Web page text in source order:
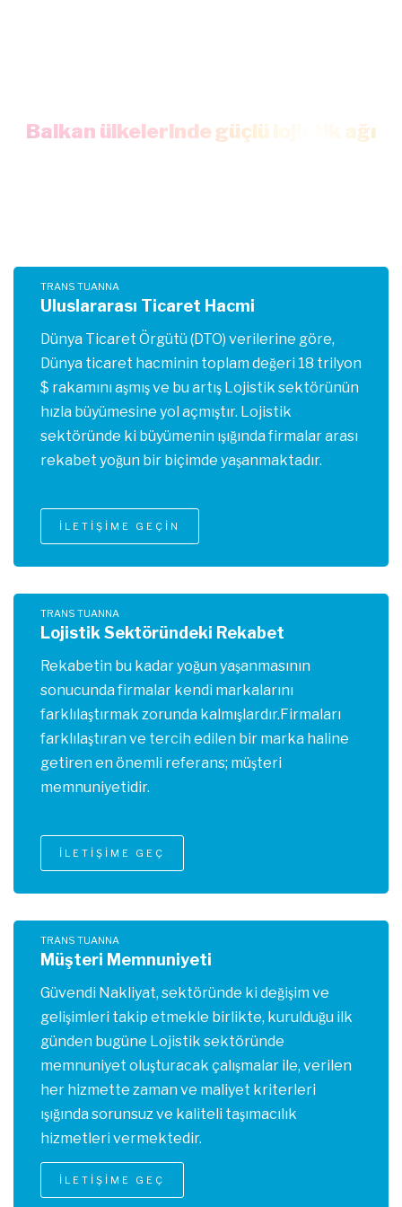
Balkan ülkelerinde güçlü lojistik ağı
TRANS TUANNA
Uluslararası Ticaret Hacmi
Dünya Ticaret Örgütü (DTO) verilerine göre,
Dünya ticaret hacminin toplam değeri 18 trilyon
$ rakamını aşmış ve bu artış Lojistik sektörünün
hızla büyümesine yol açmıştır. Lojistik
sektöründe ki büyümenin ışığında firmalar arası
rekabet yoğun bir biçimde yaşanmaktadır.
İLETİŞİME GEÇİN
TRANS TUANNA
Lojistik Sektöründeki Rekabet
Rekabetin bu kadar yoğun yaşanmasının
sonucunda firmalar kendi markalarını
farklılaştırmak zorunda kalmışlardır.Firmaları
farklılaştıran ve tercih edilen bir marka haline
getiren en önemli referans; müşteri
memnuniyetidir.
İLETİŞİME GEÇ
TRANS TUANNA
Müşteri Memnuniyeti
Güvendi Nakliyat, sektöründe ki değişim ve
gelişimleri takip etmekle birlikte, kurulduğu ilk
günden bugüne Lojistik sektöründe
memnuniyet oluşturacak çalışmalar ile, verilen
her hizmette zaman ve maliyet kriterleri
ışığında sorunsuz ve kaliteli taşımacılık
hizmetleri vermektedir.
İLETİŞİME GEÇ